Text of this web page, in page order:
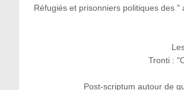
Réfugiés et prisonniers politiques des "
Tronti :
Post-scriptum autour de